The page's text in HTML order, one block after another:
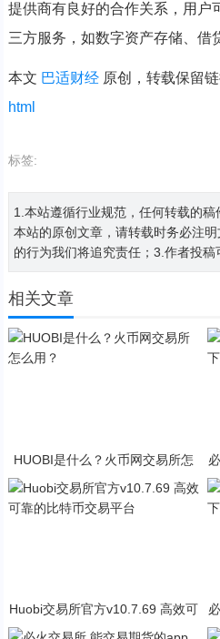
提供商有良好的合作关系，用户
三方服务，如数字资产存储、借
本文 巴适财经原创，转载保留链
html
标签:
1.本站遵循行业规范，任何转载的稿
本站的原创文章，请转载时务必注
的行为我们将追究责任；3.作者投稿
相关文章
HUOBI是什么？火币网交易所怎
Huobi交易所官方v10.7.69 高效可